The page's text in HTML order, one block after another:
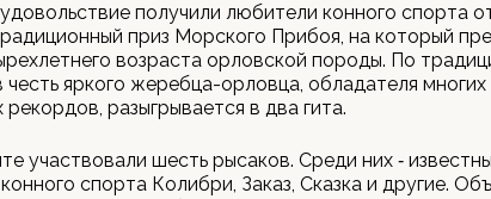
получили любители конного спорта
приз Морского Прибоя, на который
возраста орловской породы. По
честь яркого жеребца-орловца, обладателя многих
разыгрывается в два гита.
участвовали шесть рысаков. Среди них ‑
спорта Колибри, Заказ, Сказка и другие.